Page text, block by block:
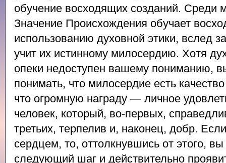
обучение восходящих созданий. Среди
Значение Происхождения обучает
использованию духовной этики, вслед
учит их истинному милосердию. Хотя
опеки недоступен вашему пониманию,
понимать, что милосердие есть
что огромную награду — личное
человек, который, во-первых,
третьих, терпелив и, наконец, добр.
сердцем, то, оттолкнувшись от этого,
следующий шаг и действительно